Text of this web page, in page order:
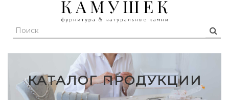
КАТАЛОГ ПРОДУКЦИИ